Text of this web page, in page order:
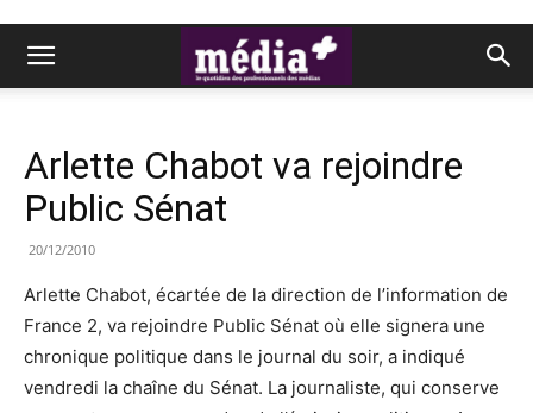
Arlette Chabot va rejoindre
Public Sénat
20/12/2010
Arlette Chabot, écartée de la direction de l’information de
France 2, va rejoindre Public Sénat où elle signera une
chronique politique dans le journal du soir, a indiqué
vendredi la chaîne du Sénat. La journaliste, qui conserve